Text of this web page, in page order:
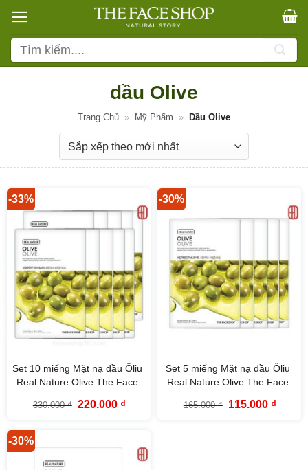
qua
nội
dung
Tìm
kiếm:
dầu Olive
Trang Chủ » Mỹ Phẩm » Dầu Olive
-33%
Set 10 miếng Mặt nạ dầu Ôliu
Real Nature Olive The Face
330.000₫ Giá
220.000 ₫Giá
-30%
Set 5 miếng Mặt nạ dầu Ôliu
Real Nature Olive The Face
165.000₫
Giá
115.000 ₫Giá
-30%